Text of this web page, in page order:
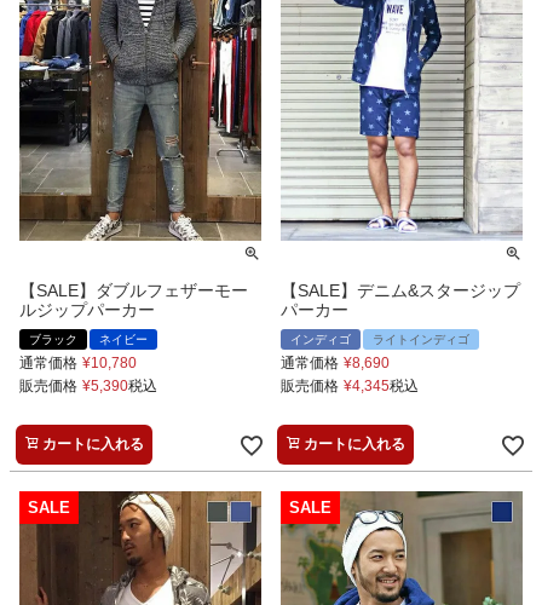
【SALE】ダブルフェザーモー
ルジップパーカー
ブラック ネイビー
通常価格 ¥10,780
販売価格 ¥5,390税込
カートに入れる
【SALE】デニム&スタージップ
パーカー
インディゴ ライトインディゴ
通常価格 ¥8,690
販売価格 ¥4,345税込
カートに入れる